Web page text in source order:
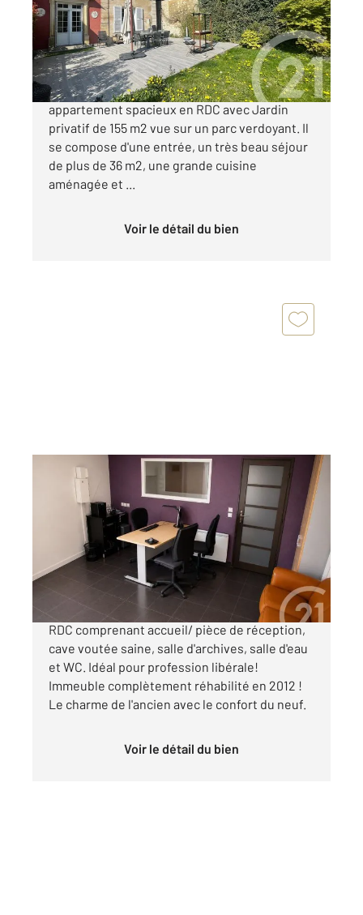
Appartement F3 à vendre
339 000 €
PRESLES : Venez découvrir ce superbe
appartement spacieux en RDC avec Jardin
privatif de 155 m2 vue sur un parc verdoyant. Il
se compose d'une entrée, un très beau séjour
de plus de 36 m2, une grande cuisine
aménagée et ...
Voir le détail du bien
CHAMPAGNE SUR OISE 95
2
, 1 pièce
Ref : 680349
Appartement Local à vendre
186 500 €
Champagne-sur-Oise Local commercial en
RDC comprenant accueil/ pièce de réception,
cave voutée saine, salle d'archives, salle d'eau
et WC. Idéal pour profession libérale!
Immeuble complètement réhabilité en 2012 !
Le charme de l'ancien avec le confort du neuf.
Voir le détail du bien